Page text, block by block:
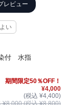
レビュー
い
付 水指
期間限定50％OFF！
¥4,000
(税込 ¥4,400)